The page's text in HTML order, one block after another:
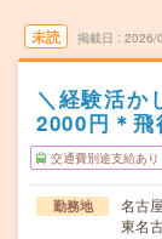
未読 掲載日 2026/
＼経験活か
2000円＊飛
交通費別途支給あり
勤務地
名古
東名